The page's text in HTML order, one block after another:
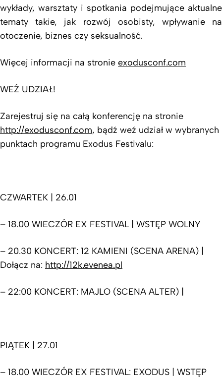
wykłady, warsztaty i spotkania podejmujące aktualne
tematy takie, jak rozwój osobisty, wpływanie na
otoczenie, biznes czy seksualność.
Więcej informacji na stronie exodusconf.com
WEŹ UDZIAŁ!
Zarejestruj się na całą konferencję na stronie
http://exodusconf.com, bądź weź udział w wybranych
punktach programu Exodus Festivalu:
CZWARTEK | 26.01
– 18.00 WIECZÓR EX FESTIVAL | WSTĘP WOLNY
– 20.30 KONCERT: 12 KAMIENI (SCENA ARENA) |
Dołącz na: http://12k.evenea.pl
– 22:00 KONCERT: MAJLO (SCENA ALTER) |
PIĄTEK | 27.01
– 18.00 WIECZÓR EX FESTIVAL: EXODUS | WSTĘP